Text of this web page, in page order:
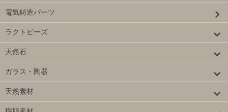
電気鋳造パーツ
ラクトビーズ
天然石
ガラス・陶器
天然素材